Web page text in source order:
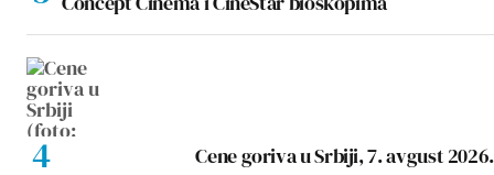
Cene goriva u Srbiji, 7. avgust 2026.